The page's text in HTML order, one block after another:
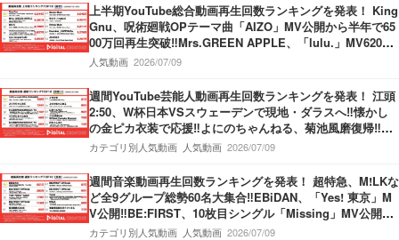
上半期YouTube総合動画再生回数ランキングを発表！ King
Gnu、呪術廻戦OPテーマ曲「AIZO」MV公開から半年で65
00万回再生突破‼Mrs.GREEN APPLE、「lulu.」MV6200
万回再生突破‼M!LK、「爆裂愛してる」第3位獲得‼
人気動画 2026/07/09
週間YouTube芸能人動画再生回数ランキングを発表！ 江頭
2:50、W杯日本VSスウェーデンで現地・ダラスへ‼懐かし
の金ピカ衣装で応援‼よにのちゃんねる、菊池風磨復帰‼神
楽坂のてんぷらの名店へ！捨て猫オーディション最終回公
カテゴリ別人気動画 人気動画 2026/07/09
週間音楽動画再生回数ランキングを発表！ 超特急、M!LKな
ど全9グループ総勢60名大集合‼EBiDAN、「Yes! 東京」M
V公開‼BE:FIRST、10枚目シングル「Missing」MV公開‼M
ove ver.＆Story ver.の2本立てMV‼THE FIRST TAKE、Kvi
カテゴリ別人気動画 人気動画 2026/07/09